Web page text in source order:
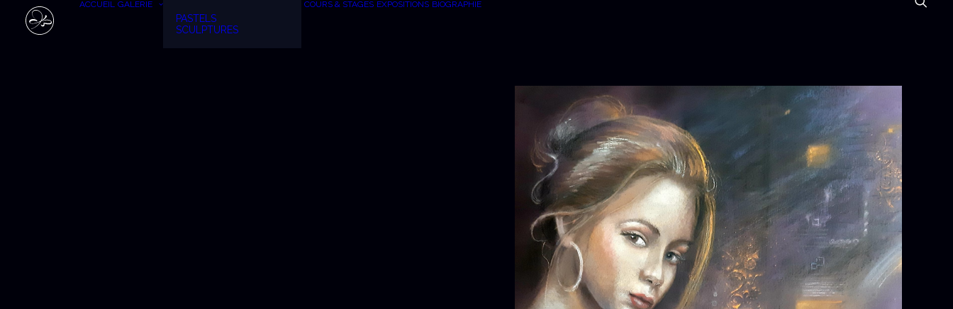
ACCUEIL GALERIE
PASTELS
SCULPTURES
COURS & STAGES EXPOSITIONS BIOGRAPHIE